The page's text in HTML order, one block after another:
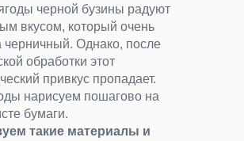
черной бузины радуют
вкусом, который очень
черничный. Однако, после
обработки этот
привкус пропадает.
нарисуем пошагово на
бумаги.
такие материалы и